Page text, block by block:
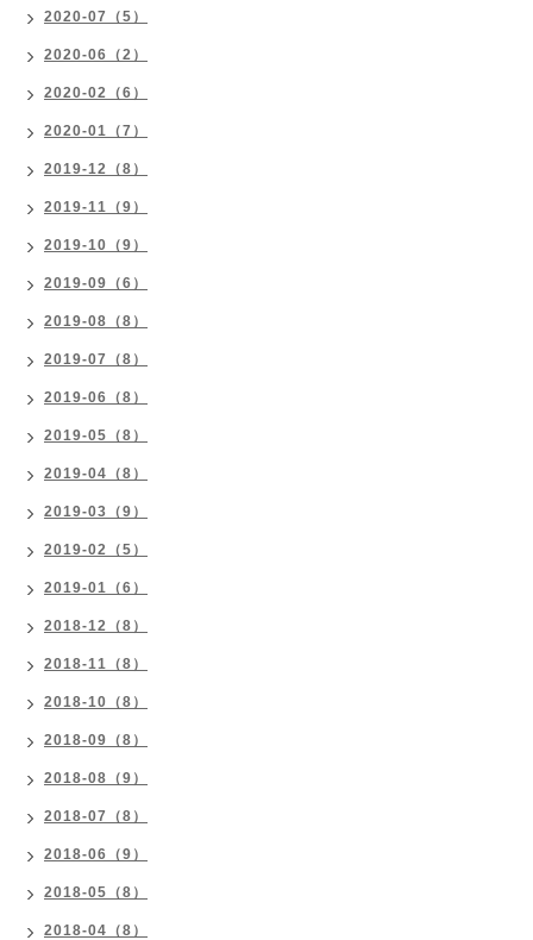
2020-07（5）
2020-06（2）
2020-02（6）
2020-01（7）
2019-12（8）
2019-11（9）
2019-10（9）
2019-09（6）
2019-08（8）
2019-07（8）
2019-06（8）
2019-05（8）
2019-04（8）
2019-03（9）
2019-02（5）
2019-01（6）
2018-12（8）
2018-11（8）
2018-10（8）
2018-09（8）
2018-08（9）
2018-07（8）
2018-06（9）
2018-05（8）
2018-04（8）